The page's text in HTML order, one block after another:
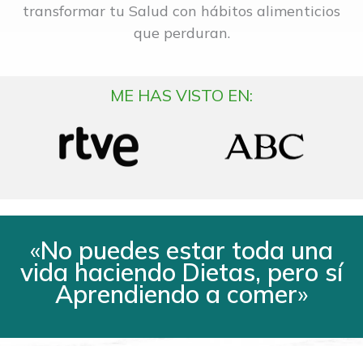
transformar tu Salud con hábitos alimenticios
que perduran.
ME HAS VISTO EN:
«No puedes estar toda una
vida haciendo Dietas, pero sí
Aprendiendo a comer»